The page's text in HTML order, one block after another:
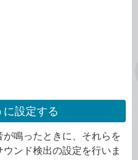
設定する
鳴ったときに、それらを
ンド検出の設定を行いま